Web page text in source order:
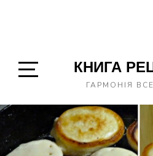
Sidebar
КНИГА
ГАРМОНІЯ